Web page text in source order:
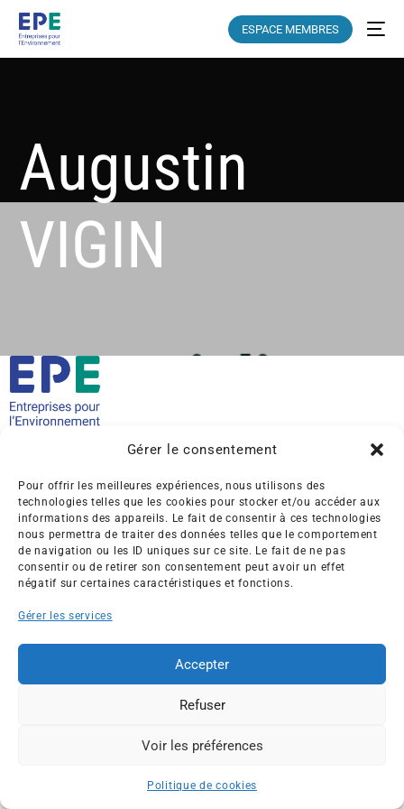
Gérer le consentement
Pour offrir les meilleures expériences, nous utilisons des
technologies telles que les cookies pour stocker et/ou accéder aux
informations des appareils. Le fait de consentir à ces technologies
nous permettra de traiter des données telles que le comportement
de navigation ou les ID uniques sur ce site. Le fait de ne pas
consentir ou de retirer son consentement peut avoir un effet
négatif sur certaines caractéristiques et fonctions.
Gérer les services
Accepter
Refuser
Voir les préférences
Politique de cookies
ESPACE MEMBRES
Augustin
VIGIN
l’Environnement (EPE) rassemble une soixantaine de grandes
de l’économie, afin de collaborer à leur transformation face
aux enjeux d’une transition écologique intégrée.
L’association EPE
Nos membres
Actus
Presse
Mentions légalesRGPDPlan du siteNewsletter
ESPACE MEMBRES